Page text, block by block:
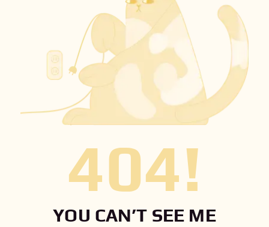
404!
YOU CAN’T SEE ME